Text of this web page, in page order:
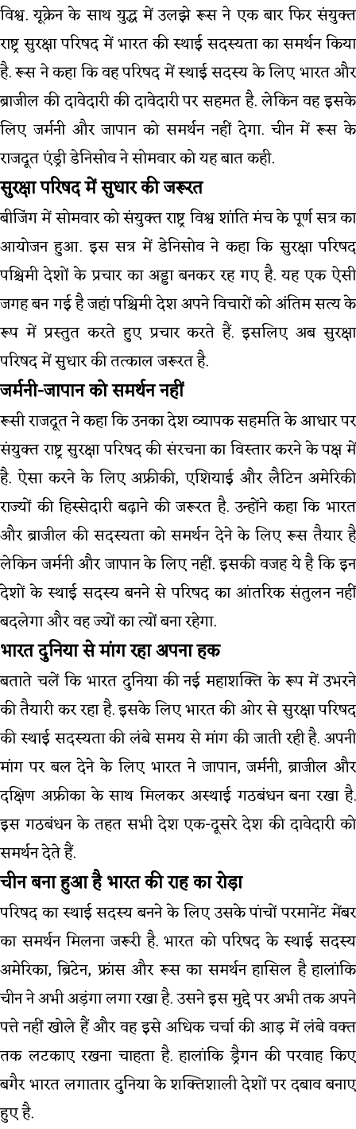
विश्व. यूक्रेन के साथ युद्ध में उलझे रूस ने एक बार फिर संयुक्त
राष्ट्र सुरक्षा परिषद में भारत की स्थाई सदस्यता का समर्थन किया
है. रूस ने कहा कि वह परिषद में स्थाई सदस्य के लिए भारत और
ब्राजील की दावेदारी की दावेदारी पर सहमत है. लेकिन वह इसके
लिए जर्मनी और जापान को समर्थन नहीं देगा. चीन में रूस के
राजदूत एंड्री डेनिसोव ने सोमवार को यह बात कही.
सुरक्षा परिषद में सुधार की जरूरत
बीजिंग में सोमवार को संयुक्त राष्ट्र विश्व शांति मंच के पूर्ण सत्र का
आयोजन हुआ. इस सत्र में डेनिसोव ने कहा कि सुरक्षा परिषद
पश्चिमी देशों के प्रचार का अड्डा बनकर रह गए है. यह एक ऐसी
जगह बन गई है जहां पश्चिमी देश अपने विचारों को अंतिम सत्य के
रूप में प्रस्तुत करते हुए प्रचार करते हैं. इसलिए अब सुरक्षा
परिषद में सुधार की तत्काल जरूरत है.
जर्मनी-जापान को समर्थन नहीं
रूसी राजदूत ने कहा कि उनका देश व्यापक सहमति के आधार पर
संयुक्त राष्ट्र सुरक्षा परिषद की संरचना का विस्तार करने के पक्ष में
है. ऐसा करने के लिए अफ्रीकी, एशियाई और लैटिन अमेरिकी
राज्यों की हिस्सेदारी बढ़ाने की जरूरत है. उन्होंने कहा कि भारत
और ब्राजील की सदस्यता को समर्थन देने के लिए रूस तैयार है
लेकिन जर्मनी और जापान के लिए नहीं. इसकी वजह ये है कि इन
देशों के स्थाई सदस्य बनने से परिषद का आंतरिक संतुलन नहीं
बदलेगा और वह ज्यों का त्यों बना रहेगा.
भारत दुनिया से मांग रहा अपना हक
बताते चलें कि भारत दुनिया की नई महाशक्ति के रूप में उभरने
की तैयारी कर रहा है. इसके लिए भारत की ओर से सुरक्षा परिषद
की स्थाई सदस्यता की लंबे समय से मांग की जाती रही है. अपनी
मांग पर बल देने के लिए भारत ने जापान, जर्मनी, ब्राजील और
दक्षिण अफ्रीका के साथ मिलकर अस्थाई गठबंधन बना रखा है.
इस गठबंधन के तहत सभी देश एक-दूसरे देश की दावेदारी को
समर्थन देते हैं.
चीन बना हुआ है भारत की राह का रोड़ा
परिषद का स्थाई सदस्य बनने के लिए उसके पांचों परमानेंट मेंबर
का समर्थन मिलना जरूरी है. भारत को परिषद के स्थाई सदस्य
अमेरिका, ब्रिटेन, फ्रांस और रूस का समर्थन हासिल है हालांकि
चीन ने अभी अड़ंगा लगा रखा है. उसने इस मुद्दे पर अभी तक अपने
पत्ते नहीं खोले हैं और वह इसे अधिक चर्चा की आड़ में लंबे वक्त
तक लटकाए रखना चाहता है. हालांकि ड्रैगन की परवाह किए
बगैर भारत लगातार दुनिया के शक्तिशाली देशों पर दबाव बनाए
हुए है.